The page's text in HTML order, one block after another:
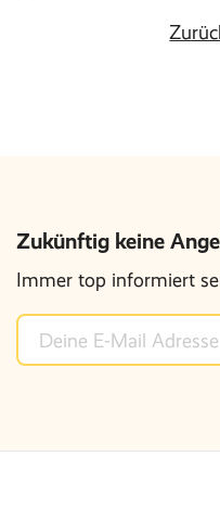
Zukünftig keine
Immer top informiert